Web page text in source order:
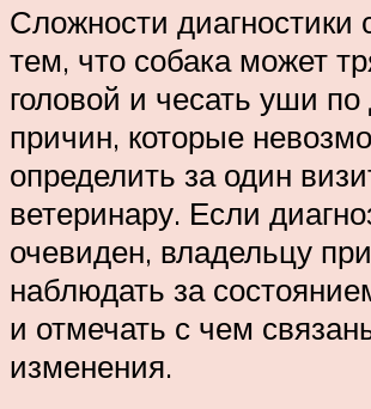
Сложности диагностики
тем, что собака может
головой и чесать уши по
причин, которые
определить за один
ветеринару. Если
очевиден, владельцу
наблюдать за
и отмечать с чем
изменения.